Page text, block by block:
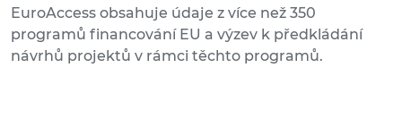
EuroAccess obsahuje údaje z více než 350
programů financování EU a výzev k předkládání
návrhů projektů v rámci těchto programů.